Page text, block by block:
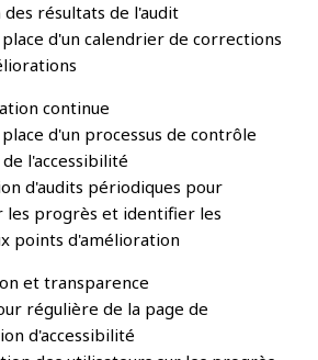
résultats de l'audit
d'un calendrier de corrections
continue
d'un processus de contrôle
l'accessibilité
d'audits périodiques pour
les progrès et identifier les
points d'amélioration
et transparence
régulière de la page de
d'accessibilité